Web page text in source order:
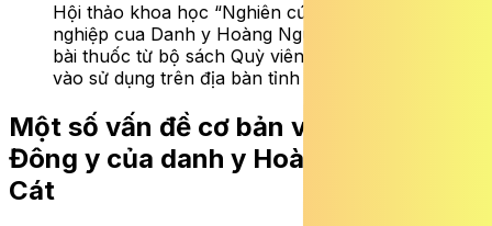
Hội thảo khoa học “Nghiên cứu thân thế, sự
nghiệp cua Danh y Hoàng Nguyên Cát và các
bài thuốc từ bộ sách Quỳ viên gia học đưa
vào sử dụng trên địa bàn tỉnh Nghệ An”.
Một số vấn đề cơ bản về lý luận
Đông y của danh y Hoàng Nguyên
Cát